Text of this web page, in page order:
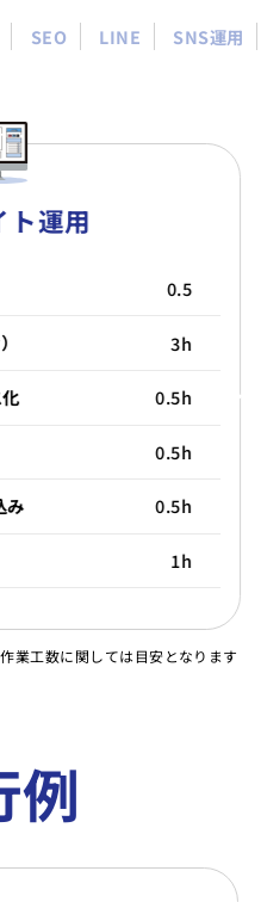
SEO LINE SNS運用
運用
0.5
3h
0.5h
0.5h
み 0.5h
1h
業工数に関しては目安となります
例